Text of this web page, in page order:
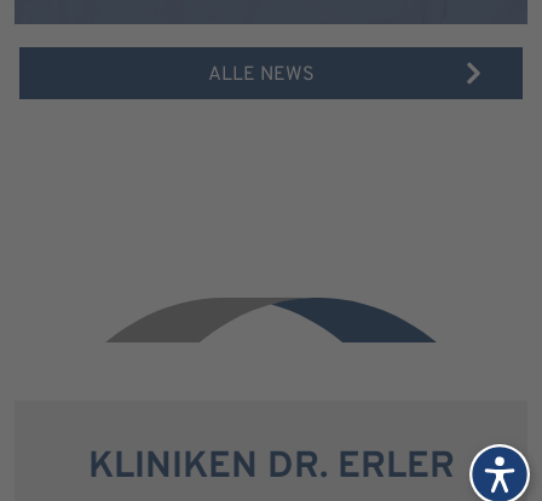
ALLE NEWS
KLINIKEN DR. ERLER